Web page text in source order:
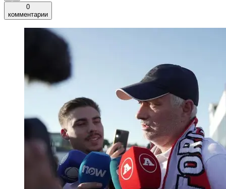
0
комментарии